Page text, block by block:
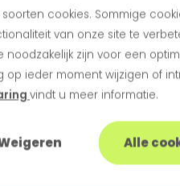
cookies. Sommige
van onze site te
zijn voor een
op ieder moment wijzigen of
vindt u meer informatie.
Alle